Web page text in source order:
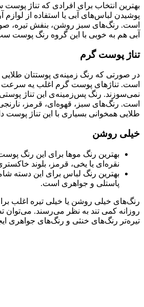
بهترین انتخاب برای افرادی که تناژ
پوشیدن لباس‌های آبی یا استفاده از لوازم
است. رنگ‌های سبز روشن، بنفش تیره،
آبی هم به خوبی با این گروه رنگ پوست
تناژ پوست گرم
در صورتی که رنگ زمینه‌ی پوستتان طلایی
است. تناژهای پوست گرم اغلب یه سرعت
نمی‌سوزند. رنگ پس‌زمینه‌ی این تناژ پوستی
است. رنگ‌های سبز، قهوه‌ای، قرمز،
طلایی همخوانی بسیاری با این تناژ پوست
خیلی روشن
بهترین رنگ موها برای این رنگ پوست
نقره‌ای یا یخی، قرمز، بلوند
بهترین رنگ لباس برای این دسته
پاستلی و جواهری است.
رنگ‌های خیلی روشن یا خیلی تیره اغلب
روزانه کمی تند به نظر می‌رسند. می‌توان
تیره‌تر رنگ‌های خنثی و رنگ‌های جواهری